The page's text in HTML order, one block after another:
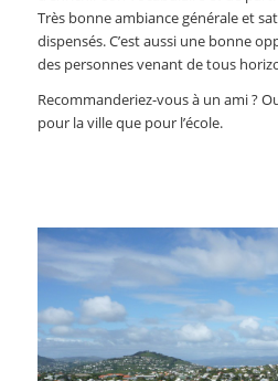
Très bonne ambiance générale et
dispensés. C’est aussi une bonne
des personnes venant de tous
Recommanderiez-vous à un ami ?
pour la ville que pour l’école.